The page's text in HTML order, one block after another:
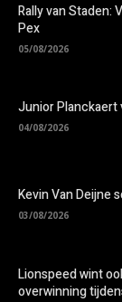
Rally van Staden:
Pex
05/08/2026
Junior Planckaert
04/08/2026
Kevin Van Deijne
03/08/2026
Lionspeed wint
overwinning